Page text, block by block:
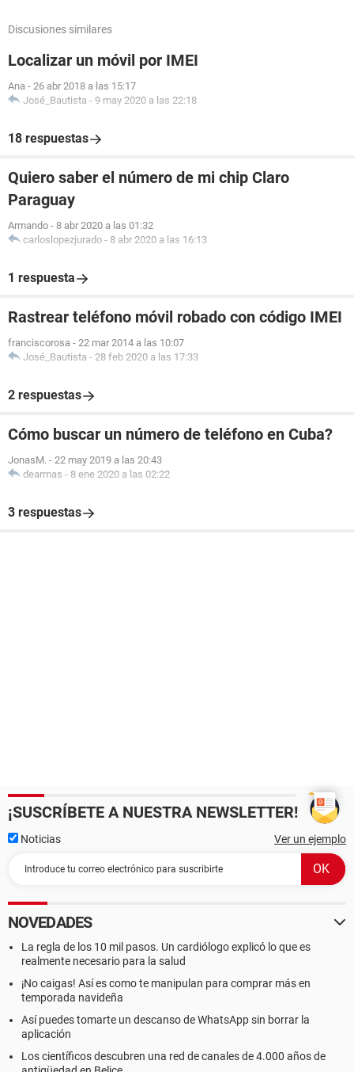
Discusiones similares
Localizar un móvil por IMEI
Ana - 26 abr 2018 a las 15:17
José_Bautista - 9 may 2020 a las 22:18
18 respuestas
Quiero saber el número de mi chip Claro
Paraguay
Armando - 8 abr 2020 a las 01:32
carloslopezjurado - 8 abr 2020 a las 16:13
1 respuesta
Rastrear teléfono móvil robado con código IMEI
franciscorosa - 22 mar 2014 a las 10:07
José_Bautista - 28 feb 2020 a las 17:33
2 respuestas
Cómo buscar un número de teléfono en Cuba?
JonasM. - 22 may 2019 a las 20:43
dearmas - 8 ene 2020 a las 02:22
3 respuestas
¡SUSCRÍBETE A NUESTRA NEWSLETTER!
Noticias Ver un ejemplo
NOVEDADES
La regla de los 10 mil pasos. Un cardiólogo explicó lo que es
realmente necesario para la salud
¡No caigas! Así es como te manipulan para comprar más en
temporada navideña
Así puedes tomarte un descanso de WhatsApp sin borrar la
aplicación
Los científicos descubren una red de canales de 4.000 años de